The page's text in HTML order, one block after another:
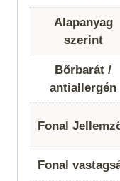
Alapanyag
szerint
Bőrbarát /
antiallergén
Fonal
Fonal